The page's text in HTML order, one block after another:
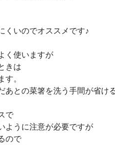
くいのでオススメです♪
く使いますが
きは
。
あとの菜箸を洗う手間が省け
で
ように注意が必要ですが
ので